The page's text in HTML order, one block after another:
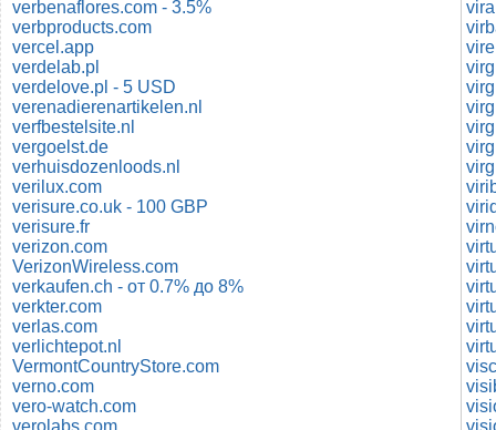
verbenaflores.com - 3.5%
verbproducts.com
vercel.app
verdelab.pl
verdelove.pl - 5 USD
verenadierenartikelen.nl
verfbestelsite.nl
vergoelst.de
verhuisdozenloods.nl
verilux.com
verisure.co.uk - 100 GBP
verisure.fr
verizon.com
VerizonWireless.com
verkaufen.ch - от 0.7% до 8%
verkter.com
verlas.com
verlichtepot.nl
VermontCountryStore.com
verno.com
vero-watch.com
verolabs.com